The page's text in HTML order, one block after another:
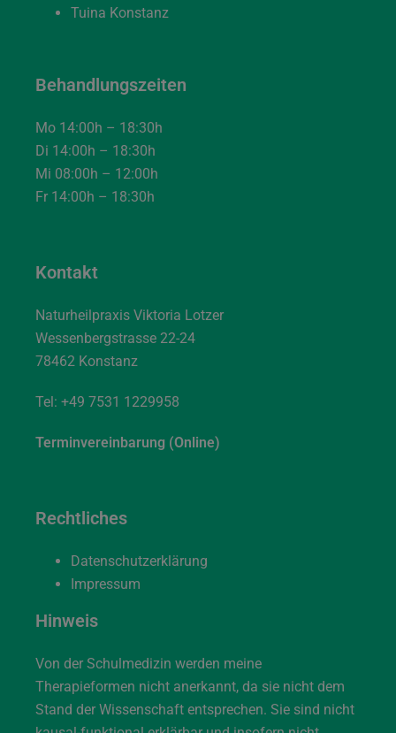
Tuina Konstanz
Behandlungszeiten
Mo 14:00h – 18:30h
Di 14:00h – 18:30h
Mi 08:00h – 12:00h
Fr 14:00h – 18:30h
Kontakt
Naturheilpraxis Viktoria Lotzer
Wessenbergstrasse 22-24
78462 Konstanz
Tel: +49 7531 1229958
Terminvereinbarung (Online)
Rechtliches
Datenschutzerklärung
Impressum
Hinweis
Von der Schulmedizin werden meine
Therapieformen nicht anerkannt, da sie nicht dem
Stand der Wissenschaft entsprechen. Sie sind nicht